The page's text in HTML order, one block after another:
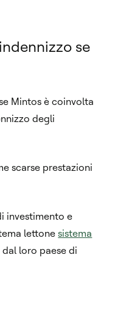
se
Mintos è coinvolta
degli
scarse prestazioni
investimento e
lettonesistema
loro paese di